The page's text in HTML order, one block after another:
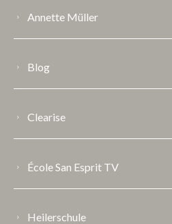
Annette Müller
Blog
Clearise
École San Esprit TV
Heilerschule